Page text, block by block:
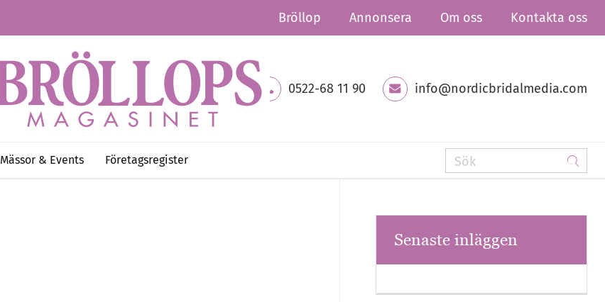
Bröllop Annonsera Om oss Kontakta oss
0522-68 11 90 info@nordicbridalmedia.com
Mässor & Events Företagsregister
Senaste inläggen